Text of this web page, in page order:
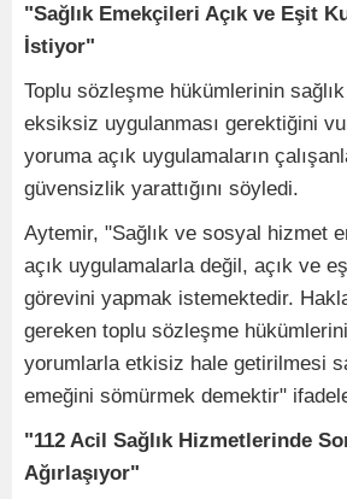
"Sağlık Emekçileri Açık ve Eşit
İstiyor"
Toplu sözleşme hükümlerinin
eksiksiz uygulanması gerektiğini
yoruma açık uygulamaların
güvensizlik yarattığını söyledi.
Aytemir, "Sağlık ve sosyal hizmet
açık uygulamalarla değil, açık ve
görevini yapmak istemektedir.
gereken toplu sözleşme
yorumlarla etkisiz hale getirilmesi
emeğini sömürmek demektir"
"112 Acil Sağlık Hizmetlerinde
Ağırlaşıyor"